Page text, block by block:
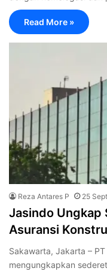
Read More »
Reza Antares P 25
Jasindo Ungkap
Asuransi
Sakawarta, Jakarta –
mengungkapkan